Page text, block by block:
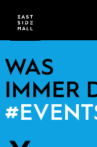
WAS
IMMER